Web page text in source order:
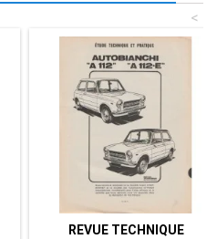
<
REVUE TECHNIQUE